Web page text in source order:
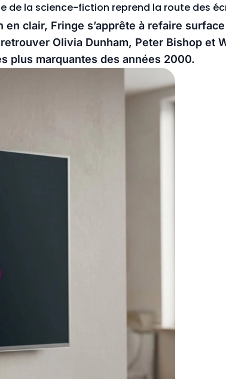
de la science-fiction reprend la route des
clair, Fringe s’apprête à refaire
Olivia Dunham, Peter Bishop et
plus marquantes des années 2000.